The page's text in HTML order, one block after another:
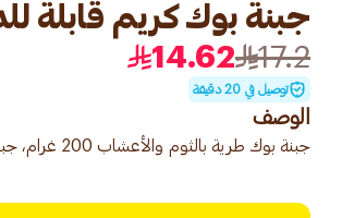
جبنة بوك كريم قابلة للدهن
17.2
14.62
توصيل في 20 دقيقة
الوصف
جبنة بوك طرية بالثوم والأعشاب 200 غرام، جبنة لينة بنكهة الثوم والأعشاب.